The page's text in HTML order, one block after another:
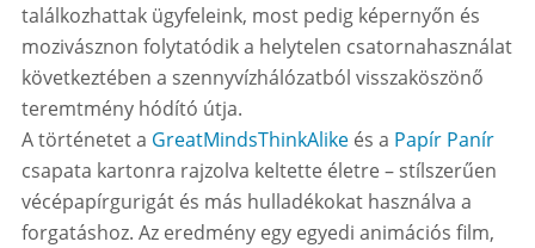
találkozhattak ügyfeleink, most pedig képernyőn és
mozivásznon folytatódik a helytelen csatornahasználat
következtében a szennyvízhálózatból visszaköszönő
teremtmény hódító útja.
A történetet a GreatMindsThinkAlikeés a Papír Panír
csapata kartonra rajzolva keltette életre – stílszerűen
vécépapírgurigát és más hulladékokat használva a
forgatáshoz. Az eredmény egy egyedi animációs film,